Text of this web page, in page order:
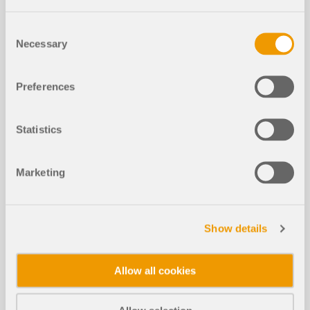
Selection
Necessary
Preferences
Statistics
Marketing
Show details
Allow all cookies
l'ottimizzazione delle sezioni all'interno degli add-
on di verifica per lo stato limite di esercizio in
Studio parametrico mediante Dlubal
API
NUOVO